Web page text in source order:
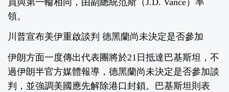
領。
川普宣布美伊重啟談判 德黑蘭尚未決定是否參加
伊朗方面一度傳出代表團將於21日抵達巴基斯坦，不
過伊朗半官方媒體報導，德黑蘭尚未決定是否參加談
判，並強調美國應先解除港口封鎖。巴基斯坦則表